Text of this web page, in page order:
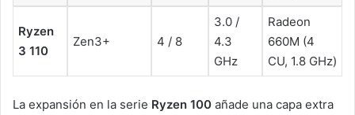
Ryzen
3 110
Zen3+ 4 / 8
3.0 /
4.3
GHz
Radeon
660M (4
CU, 1.8 GHz)
La expansión en la serie Ryzen 100 añade una capa extra